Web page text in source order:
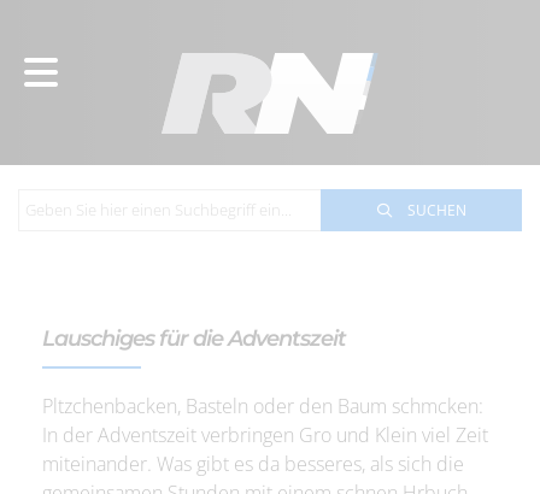
SUCHEN
Lauschiges für die Adventszeit
Pltzchenbacken, Basteln oder den Baum schmcken:
In der Adventszeit verbringen Gro und Klein viel Zeit
miteinander. Was gibt es da besseres, als sich die